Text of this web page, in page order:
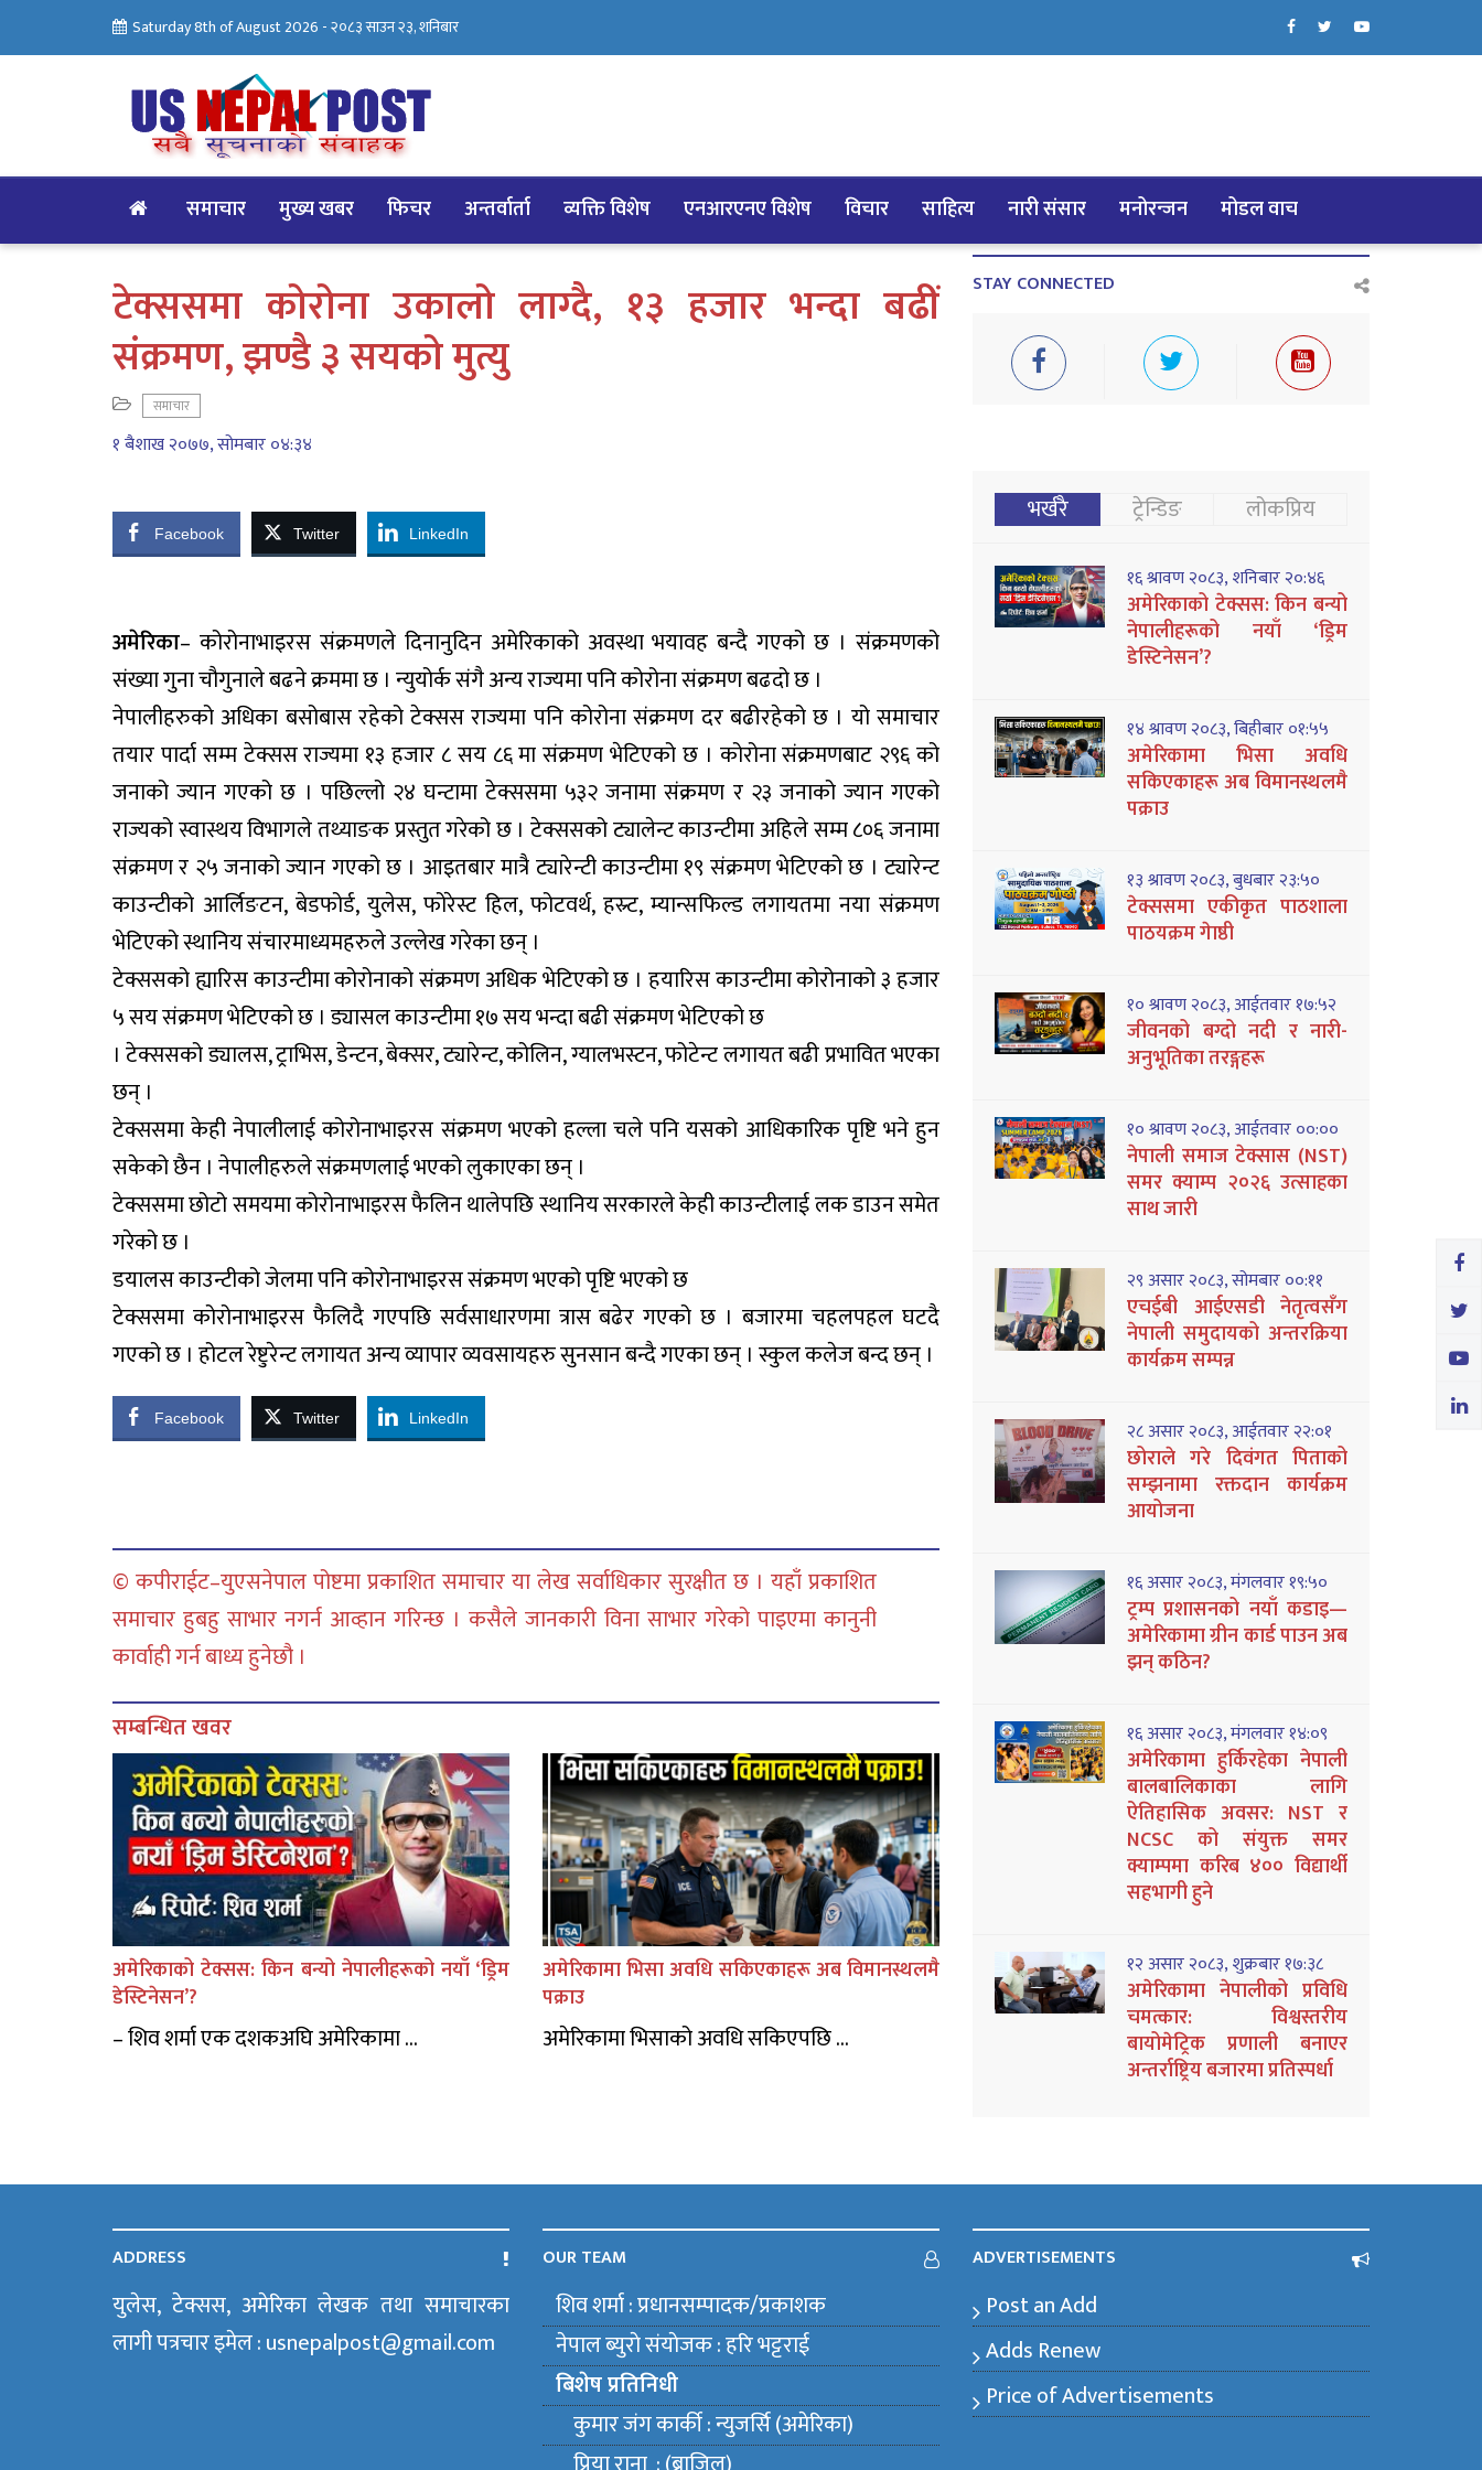
Saturday 8th of August 2026 -२०८३ साउन २३, शनिबार
समाचार मुख्य खबर फिचर अन्तर्वार्ता व्यक्ति विशेष एनआरएनए विशेष विचार साहित्य नारी संसार मनोरन्जन मोडल वाच
टेक्ससमा कोरोना उकालो लाग्दै, १३ हजार भन्दा बढीं
संक्रमण, झण्डै ३ सयको मुत्यु
समाचार
१ बैशाख २०७७, सोमबार ०४:३४
Facebook Twitter LinkedIn
अमेरिका– कोरोनाभाइरस संक्रमणले दिनानुदिन अमेरिकाको अवस्था भयावह बन्दै गएको छ । संक्रमणको
संख्या गुना चौगुनाले बढने क्रममा छ । न्युयोर्क संगै अन्य राज्यमा पनि कोरोना संक्रमण बढदो छ ।
नेपालीहरुको अधिका बसोबास रहेको टेक्सस राज्यमा पनि कोरोना संक्रमण दर बढीरहेको छ । यो समाचार
तयार पार्दा सम्म टेक्सस राज्यमा १३ हजार ८ सय ८६ मा संक्रमण भेटिएको छ । कोरोना संक्रमणबाट २९६ को
जनाको ज्यान गएको छ । पछिल्लो २४ घन्टामा टेक्ससमा ५३२ जनामा संक्रमण र २३ जनाको ज्यान गएको
राज्यको स्वास्थय विभागले तथ्याङक प्रस्तुत गरेको छ । टेक्ससको ट्यालेन्ट काउन्टीमा अहिले सम्म ८०६ जनामा
संक्रमण र २५ जनाको ज्यान गएको छ । आइतबार मात्रै ट्यारेन्टी काउन्टीमा १९ संक्रमण भेटिएको छ । ट्यारेन्ट
काउन्टीको आर्लिङटन, बेडफोर्ड, युलेस, फोरेस्ट हिल, फोटवर्थ, हस्र्ट, म्यान्सफिल्ड लगायतमा नया संक्रमण
भेटिएको स्थानिय संचारमाध्यमहरुले उल्लेख गरेका छन् ।
टेक्ससको ह्यारिस काउन्टीमा कोरोनाको संक्रमण अधिक भेटिएको छ । हयारिस काउन्टीमा कोरोनाको ३ हजार
५ सय संक्रमण भेटिएको छ । ड्यासल काउन्टीमा १७ सय भन्दा बढी संक्रमण भेटिएको छ
। टेक्ससको ड्यालस, ट्राभिस, डेन्टन, बेक्सर, ट्यारेन्ट, कोलिन, ग्यालभस्टन, फोटेन्ट लगायत बढी प्रभावित भएका
छन् ।
टेक्ससमा केही नेपालीलाई कोरोनाभाइरस संक्रमण भएको हल्ला चले पनि यसको आधिकारिक पृष्टि भने हुन
सकेको छैन । नेपालीहरुले संक्रमणलाई भएको लुकाएका छन् ।
टेक्ससमा छोटो समयमा कोरोनाभाइरस फैलिन थालेपछि स्थानिय सरकारले केही काउन्टीलाई लक डाउन समेत
गरेको छ ।
डयालस काउन्टीको जेलमा पनि कोरोनाभाइरस संक्रमण भएको पृष्टि भएको छ
टेक्ससमा कोरोनाभाइरस फैलिदै गएपछि सर्वसाधारणमा त्रास बढेर गएको छ । बजारमा चहलपहल घटदै
गएको छ । होटल रेष्टुरेन्ट लगायत अन्य व्यापार व्यवसायहरु सुनसान बन्दै गएका छन् । स्कुल कलेज बन्द छन् ।
Facebook Twitter LinkedIn
© कपीराईट–युएसनेपाल पोष्टमा प्रकाशित समाचार या लेख सर्वाधिकार सुरक्षीत छ । यहाँ प्रकाशित
समाचार हुबहु साभार नगर्न आव्हान गरिन्छ । कसैले जानकारी विना साभार गरेको पाइएमा कानुनी
कार्वाही गर्न बाध्य हुनेछौ ।
सम्बन्धित खवर
अमेरिकाको टेक्सस: किन बन्यो नेपालीहरूको नयाँ ‘ड्रिम
डेस्टिनेसन’?
– शिव शर्मा एक दशकअघि अमेरिकामा ...
अमेरिकामा भिसा अवधि सकिएकाहरू अब विमानस्थलमै
पक्राउ
अमेरिकामा भिसाको अवधि सकिएपछि ...
STAY CONNECTED
भर्खरै ट्रेन्डिङ लोकप्रिय
१६ श्रावण २०८३, शनिबार २०:४६
अमेरिकाको टेक्सस: किन बन्यो
नेपालीहरूको नयाँ ‘ड्रिम
डेस्टिनेसन’?
१४ श्रावण २०८३, बिहीबार ०१:५५
अमेरिकामा भिसा अवधि
सकिएकाहरू अब विमानस्थलमै
पक्राउ
१३ श्रावण २०८३, बुधबार २३:५०
टेक्ससमा एकीकृत पाठशाला
पाठयक्रम गेाष्ठी
१० श्रावण २०८३, आईतवार १७:५२
जीवनको बग्दो नदी र नारी-
अनुभूतिका तरङ्गहरू
१० श्रावण २०८३, आईतवार ००:००
नेपाली समाज टेक्सास (NST)
समर क्याम्प २०२६ उत्साहका
साथ जारी
२९ असार २०८३, सोमबार ००:११
एचईबी आईएसडी नेतृत्वसँग
नेपाली समुदायको अन्तरक्रिया
कार्यक्रम सम्पन्न
२८ असार २०८३, आईतवार २२:०१
छोराले गरे दिवंगत पिताको
सम्झनामा रक्तदान कार्यक्रम
आयोजना
१६ असार २०८३, मंगलवार १९:५०
ट्रम्प प्रशासनको नयाँ कडाइ—
अमेरिकामा ग्रीन कार्ड पाउन अब
झन् कठिन?
१६ असार २०८३, मंगलवार १४:०९
अमेरिकामा हुर्किरहेका नेपाली
बालबालिकाका लागि
ऐतिहासिक अवसर: NST र
NCSC को संयुक्त समर
क्याम्पमा करिब ४०० विद्यार्थी
सहभागी हुने
१२ असार २०८३, शुक्रबार १७:३८
अमेरिकामा नेपालीको प्रविधि
चमत्कार: विश्वस्तरीय
बायोमेट्रिक प्रणाली बनाएर
अन्तर्राष्ट्रिय बजारमा प्रतिस्पर्धा
ADDRESS
युलेस, टेक्सस, अमेरिका लेखक तथा समाचारका
लागी पत्रचार इमेल : usnepalpost@gmail.com
OUR TEAM
शिव शर्मा : प्रधानसम्पादक/प्रकाशक
नेपाल ब्युराे संयाेजक : हरि भट्टराई
बिशेष प्रतिनिधी
कुमार जंग कार्की : न्युजर्सि (अमेरिका)
ADVERTISEMENTS
Post an Add
Adds Renew
Price of Advertisements